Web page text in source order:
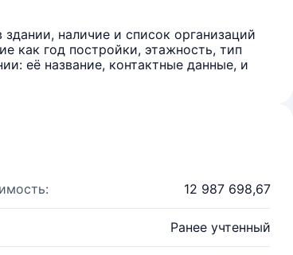
наличие и список организаций
как год постройки, этажность, тип
её название, контактные данные, и
12 987 698,67
Ранее учтенный